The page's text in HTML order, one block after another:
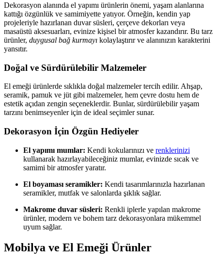
Dekorasyon alanında el yapımı ürünlerin önemi, yaşam alanlarına
kattığı özgünlük ve samimiyette yatıyor. Örneğin, kendin yap
projeleriyle hazırlanan duvar süsleri, çerçeve dekorları veya
masaüstü aksesuarları, evinize kişisel bir atmosfer kazandırır. Bu tarz
ürünler, duygusal bağ kurmayı kolaylaştırır ve alanınızın karakterini
yansıtır.
Doğal ve Sürdürülebilir Malzemeler
El emeği ürünlerde sıklıkla doğal malzemeler tercih edilir. Ahşap,
seramik, pamuk ve jüt gibi malzemeler, hem çevre dostu hem de
estetik açıdan zengin seçeneklerdir. Bunlar, sürdürülebilir yaşam
tarzını benimseyenler için de ideal seçimler sunar.
Dekorasyon İçin Özgün Hediyeler
El yapımı mumlar: Kendi kokularınızı ve renklerinizi
kullanarak hazırlayabileceğiniz mumlar, evinizde sıcak ve
samimi bir atmosfer yaratır.
El boyaması seramikler: Kendi tasarımlarınızla hazırlanan
seramikler, mutfak ve salonlarda şıklık sağlar.
Makrome duvar süsleri: Renkli iplerle yapılan makrome
ürünler, modern ve bohem tarz dekorasyonlara mükemmel
uyum sağlar.
Mobilya ve El Emeği Ürünler